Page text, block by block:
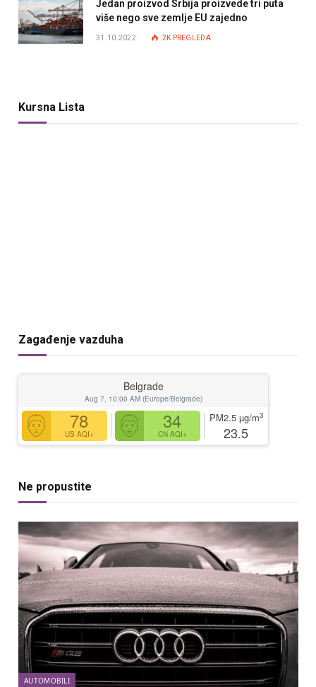
Jedan proizvod Srbija proizvede tri puta
više nego sve zemlje EU zajedno
31.10.2022. 2K PREGLEDA
Kursna Lista
Zagađenje vazduha
Belgrade
Aug 7, 10:00 AM (Europe/Belgrade)
78
US AQI+
34
CN AQI+
PM2.5 µg/m3
23.5
Ne propustite
AUTOMOBILI